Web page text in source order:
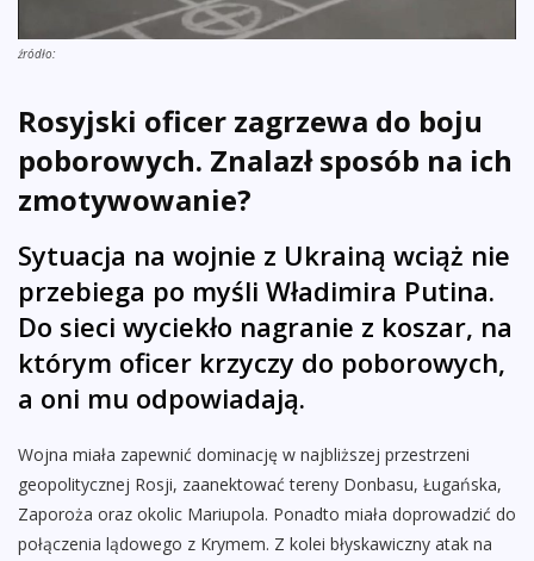
źródło:
Rosyjski oficer zagrzewa do boju
poborowych. Znalazł sposób na ich
zmotywowanie?
Sytuacja na wojnie z Ukrainą wciąż nie
przebiega po myśli Władimira Putina.
Do sieci wyciekło nagranie z koszar, na
którym oficer krzyczy do poborowych,
a oni mu odpowiadają.
Wojna miała zapewnić dominację w najbliższej przestrzeni
geopolitycznej Rosji, zaanektować tereny Donbasu, Ługańska,
Zaporoża oraz okolic Mariupola. Ponadto miała doprowadzić do
połączenia lądowego z Krymem. Z kolei błyskawiczny atak na